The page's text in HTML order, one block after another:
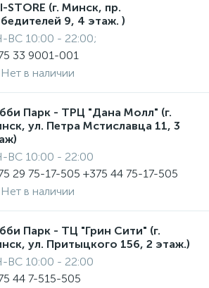
STORE (г. Минск, пр.
9, 4 этаж. )
ВС 10:00 - 22:00;
33 9001-001
Нет в наличии
Парк - ТРЦ "Дана Молл" (г.
ул. Петра Мстиславца 11, 3
ВС 10:00 - 22:00
29 75-17-505 +375 44 75-17-505
Нет в наличии
Парк - ТЦ "Грин Сити" (г.
ул. Притыцкого 156, 2 этаж.)
ВС 10:00 - 22:00
44 7-515-505